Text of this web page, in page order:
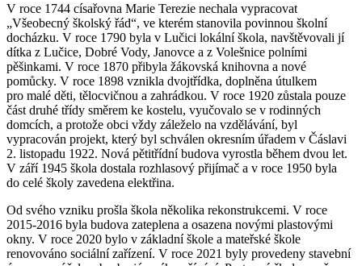
V roce 1744 císařovna Marie Terezie nechala vypracovat
„Všeobecný školský řád“, ve kterém stanovila povinnou školní
docházku. V roce 1790 byla v Lučici lokální škola, navštěvovali jí
dítka z Lučice, Dobré Vody, Janovce a z Volešnice polními
pěšinkami. V roce 1870 přibyla žákovská knihovna a nové
pomůcky. V roce 1898 vznikla dvojtřídka, doplněna útulkem
pro malé děti, tělocvičnou a zahrádkou. V roce 1920 zůstala pouze
část druhé třídy směrem ke kostelu, vyučovalo se v rodinných
domcích, a protože obci vždy záleželo na vzdělávání, byl
vypracován projekt, který byl schválen okresním úřadem v Čáslavi
2. listopadu 1922. Nová pětitřídní budova vyrostla během dvou let.
V září 1945 škola dostala rozhlasový přijímač a v roce 1950 byla
do celé školy zavedena elektřina.
Od svého vzniku prošla škola několika rekonstrukcemi. V roce
2015-2016 byla budova zateplena a osazena novými plastovými
okny. V roce 2020 bylo v základní škole a mateřské škole
renovováno sociální zařízení. V roce 2021 byly provedeny stavební